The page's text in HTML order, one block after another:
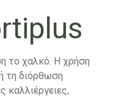
το χαλκό. Η χρήση
τη διόρθωση
καλλιέργειες,